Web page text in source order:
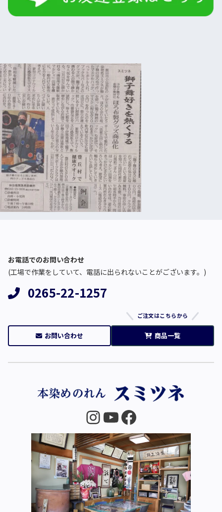
お電話でのお問い合わせ
(工場で作業をしていて、電話に出られないことがございます。)
0265-22-1257
お問い合わせ
ご注文はこちらから
商品一覧